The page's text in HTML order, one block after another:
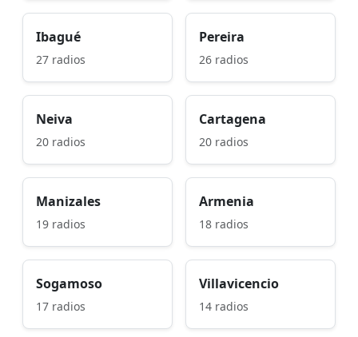
Ibagué
27 radios
Pereira
26 radios
Neiva
20 radios
Cartagena
20 radios
Manizales
19 radios
Armenia
18 radios
Sogamoso
17 radios
Villavicencio
14 radios